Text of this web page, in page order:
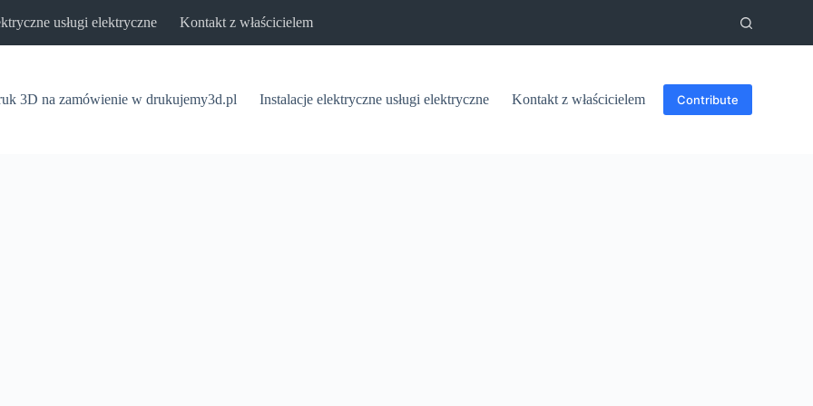
usługi elektryczne Kontakt z właścicielem
3D na zamówienie w drukujemy3d.pl Instalacje elektryczne usługi elektryczne Kontakt z właścicielem Contribute